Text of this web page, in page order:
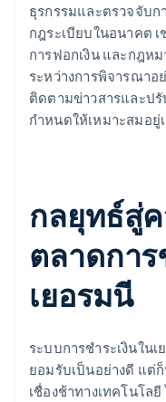
ธุรกรรมและตรวจจับก
กฎระเบียบในอนาคต
การฟอกเงิน และกฎห
ระหว่างการพิจารณาอ
ติดตามข่าวสารและป
กำหนดให้เหมาะสมอยู่
กลยุทธ์สู่ค
ตลาดการ
เยอรมนี
ระบบการชำระเงินใน
ยอมรับเป็นอย่างดี แต่
เชื่องช้าทางเทคโนโล